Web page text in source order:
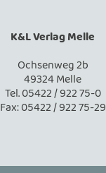
K&L Verlag Melle
Ochsenweg 2b
49324 Melle
Tel. 05422 / 922 75-0
Fax: 05422 / 922 75-29